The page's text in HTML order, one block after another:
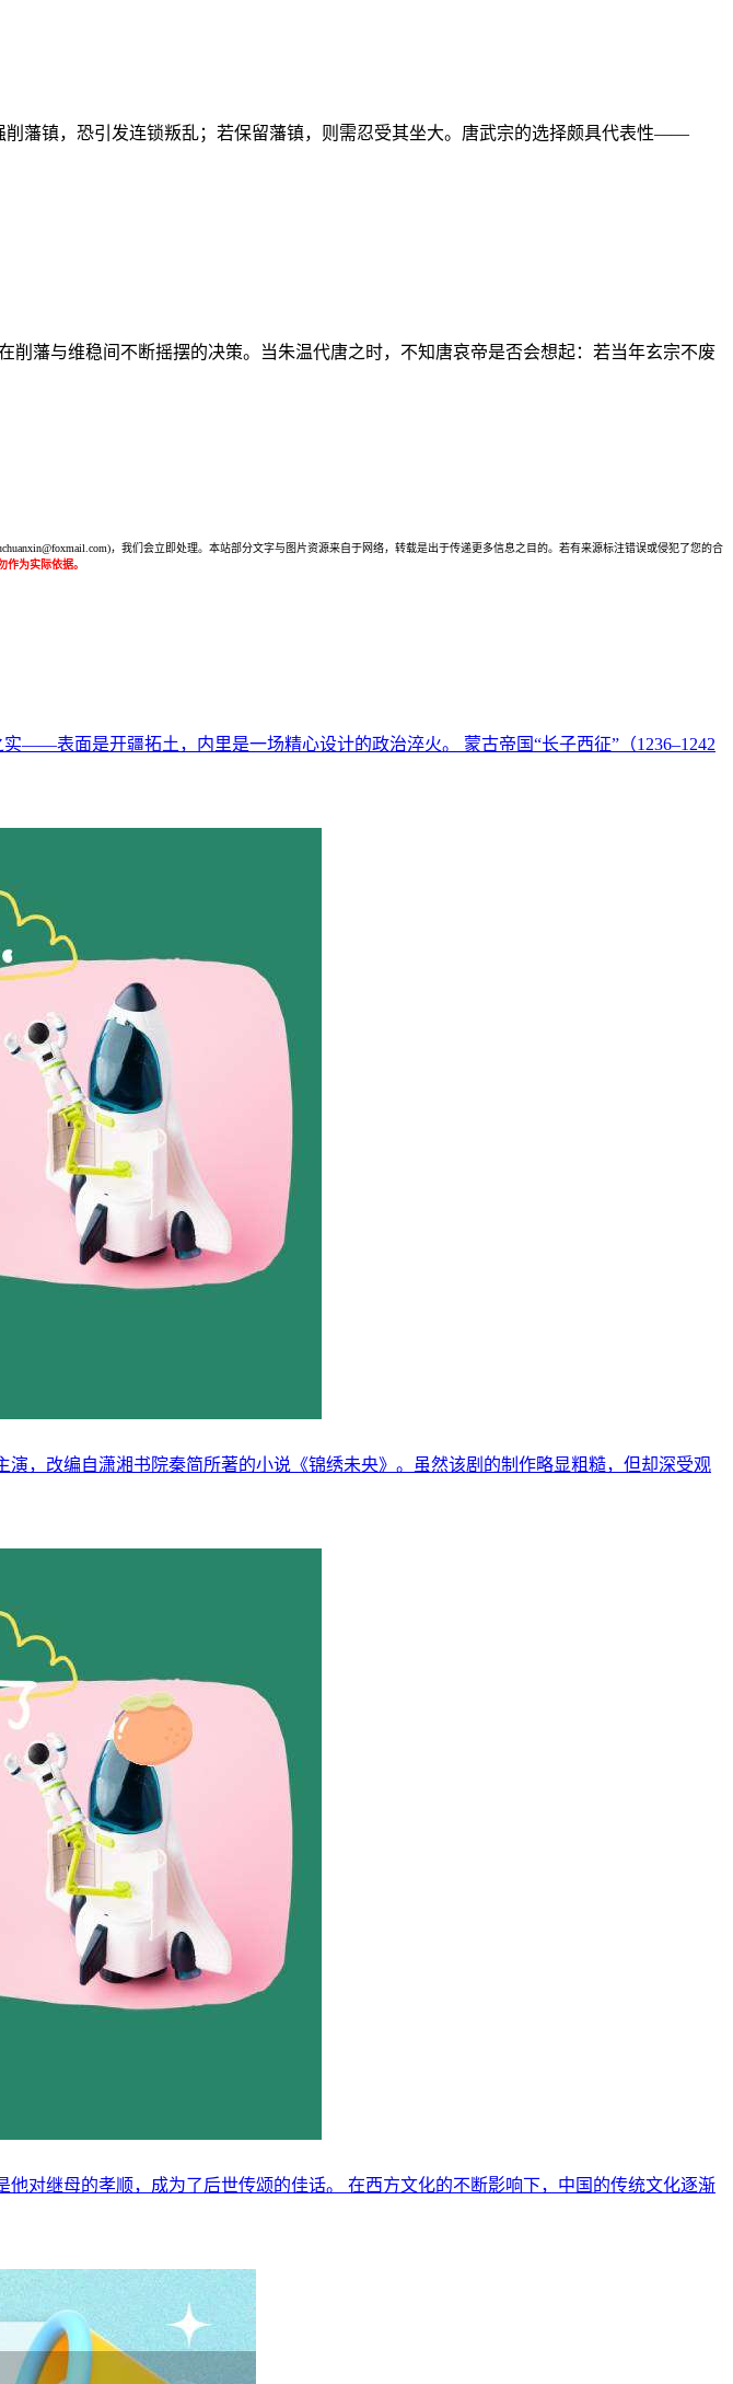
藩镇，恐引发连锁叛乱；若保留藩镇，则需忍受其坐大。唐武宗的选择颇具代表性——
藩与维稳间不断摇摆的决策。当朱温代唐之时，不知唐哀帝是否会想起：若当年玄宗不废
，我们会立即处理。本站部分文字与图片资源来自于网络，转载是出于传递更多信息之目的。若有来源标注错误或侵犯了您的合
为实际依据。
——表面是开疆拓土，内里是一场精心设计的政治淬火。 蒙古帝国“长子西征”（1236–1242
，改编自潇湘书院秦简所著的小说《锦绣未央》。虽然该剧的制作略显粗糙，但却深受观
对继母的孝顺，成为了后世传颂的佳话。 在西方文化的不断影响下，中国的传统文化逐渐